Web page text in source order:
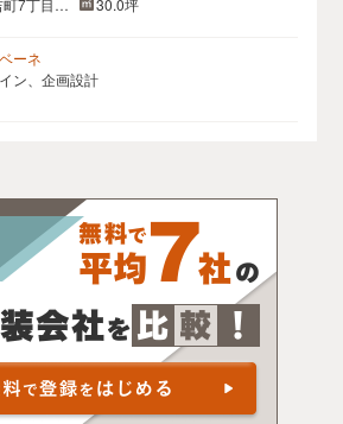
7丁目29-
30.0坪
ーネ
ン、企画設計